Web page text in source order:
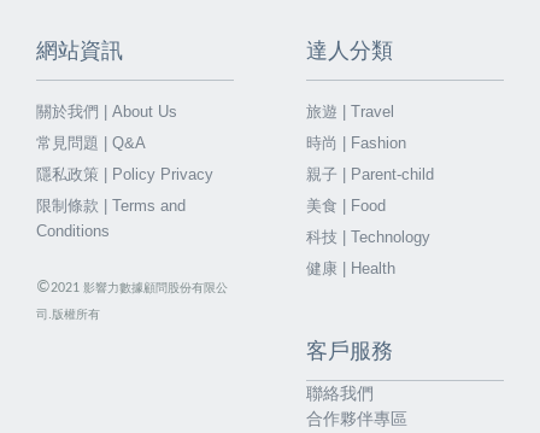
網站資訊
關於我們 | About Us
常見問題 | Q&A
隱私政策 | Policy Privacy
限制條款 | Terms and
Conditions
©2021 影響力數據顧問股份有限公
司.版權所有
達人分類
旅遊 | Travel
時尚 | Fashion
親子 | Parent-child
美食 | Food
科技 | Technology
健康 | Health
客戶服務
聯絡我們
合作夥伴專區